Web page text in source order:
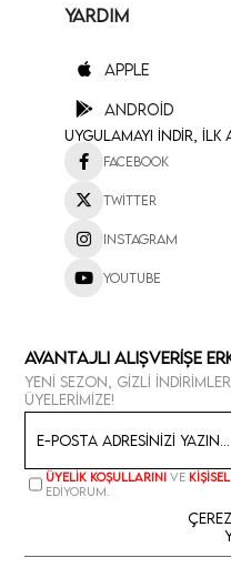
YARDIM
Apple
Android
Uygulamayı İndir, İlk
Facebook
Twitter
Instagram
Youtube
Avantajlı Alışverişe
Yeni sezon, gizli
üyelerimize!
Üyelik koşullarını ve
ediyorum.